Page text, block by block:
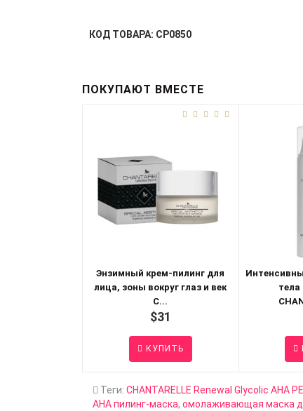
КОД ТОВАРА: CP0850
ПОКУПАЮТ ВМЕСТЕ
Энзимный крем-пилинг для
лица, зоны вокруг глаз и век
C...
$31
КУПИТЬ
тела
Теги: CHANTARELLE Renewal Glycolic AHA
AHA пилинг-маска, омолаживающая маска